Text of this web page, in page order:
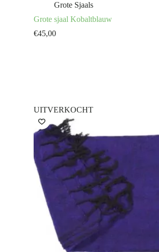
Grote Sjaals
Grote sjaal Kobaltblauw
€45,00
UITVERKOCHT